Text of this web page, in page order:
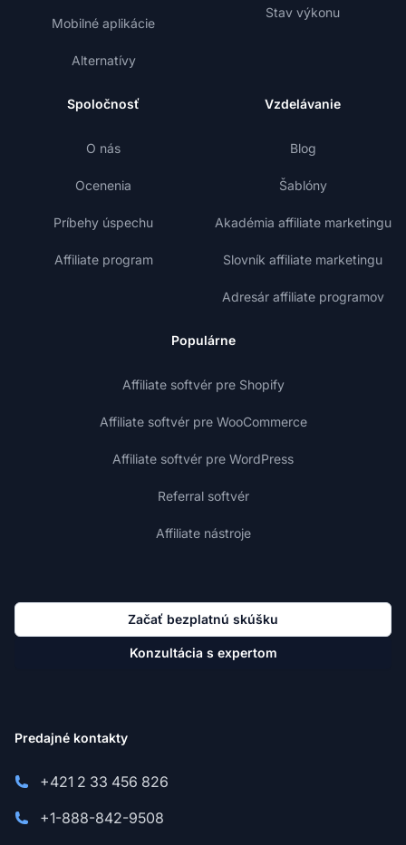
Mobilné aplikácie
Alternatívy
Stav výkonu
Spoločnosť
O nás
Ocenenia
Príbehy úspechu
Affiliate program
Vzdelávanie
Blog
Šablóny
Akadémia affiliate marketingu
Slovník affiliate marketingu
Adresár affiliate programov
Populárne
Affiliate softvér pre Shopify
Affiliate softvér pre WooCommerce
Affiliate softvér pre WordPress
Referral softvér
Affiliate nástroje
Začať bezplatnú skúšku
Konzultácia s expertom
Predajné kontakty
+421 2 33 456 826
+1-888-842-9508